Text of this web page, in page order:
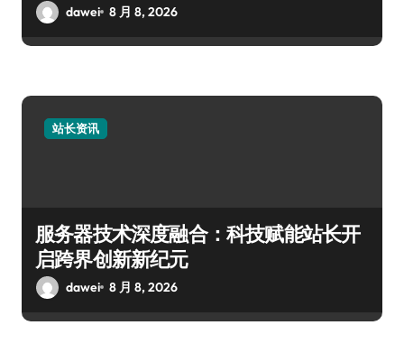
dawei 8 月 8, 2026
站长资讯
服务器技术深度融合：科技赋能站长开
启跨界创新新纪元
dawei 8 月 8, 2026